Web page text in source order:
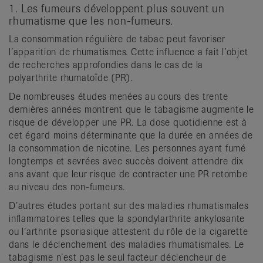
1. Les fumeurs développent plus souvent un
rhumatisme que les non-fumeurs.
La consommation régulière de tabac peut favoriser
l’apparition de rhumatismes. Cette influence a fait l’objet
de recherches approfondies dans le cas de la
polyarthrite rhumatoïde (PR).
De nombreuses études menées au cours des trente
dernières années montrent que le tabagisme augmente le
risque de développer une PR. La dose quotidienne est à
cet égard moins déterminante que la durée en années de
la consommation de nicotine. Les personnes ayant fumé
longtemps et sevrées avec succès doivent attendre dix
ans avant que leur risque de contracter une PR retombe
au niveau des non-fumeurs.
D’autres études portant sur des maladies rhumatismales
inflammatoires telles que la spondylarthrite ankylosante
ou l’arthrite psoriasique attestent du rôle de la cigarette
dans le déclenchement des maladies rhumatismales. Le
tabagisme n’est pas le seul facteur déclencheur de